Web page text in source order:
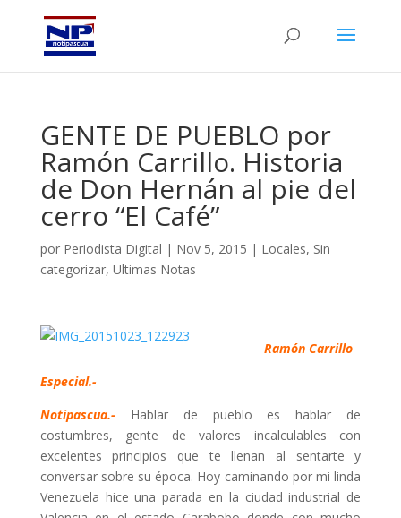
GENTE DE PUEBLO por
Ramón Carrillo. Historia
de Don Hernán al pie del
cerro “El Café”
por Periodista Digital | Nov 5, 2015 | Locales, Sin
categorizar, Ultimas Notas
Ramón Carrillo
Especial.-
Notipascua.-
Hablar de pueblo es hablar de
costumbres, gente de valores incalculables con
excelentes principios que te llenan al sentarte y
conversar sobre su época. Hoy caminando por mi linda
Venezuela hice una parada en la ciudad industrial de